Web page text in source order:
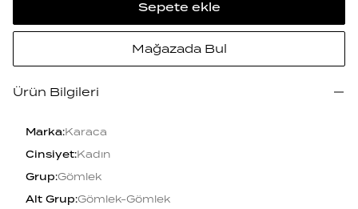
Sepete ekle
Mağazada Bul
Ürün Bilgileri
Marka:Karaca
Cinsiyet:Kadın
Grup:Gömlek
Alt Grup:Gömlek-Gömlek